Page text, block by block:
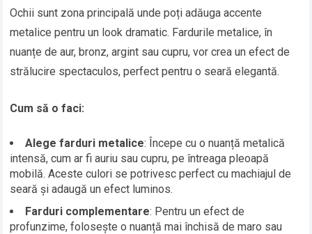
Ochii sunt zona principală unde poți adăuga accente
metalice pentru un look dramatic. Fardurile metalice, în
nuanțe de aur, bronz, argint sau cupru, vor crea un efect de
strălucire spectaculos, perfect pentru o seară elegantă.
Cum să o faci:
Alege farduri metalice: Începe cu o nuanță metalică
intensă, cum ar fi auriu sau cupru, pe întreaga pleoapă
mobilă. Aceste culori se potrivesc perfect cu machiajul de
seară și adaugă un efect luminos.
Farduri complementare: Pentru un efect de
profunzime, folosește o nuanță mai închisă de maro sau